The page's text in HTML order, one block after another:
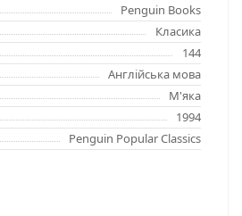
Penguin Books
Класика
144
Англійська мова
М'яка
1994
Penguin Popular Classics